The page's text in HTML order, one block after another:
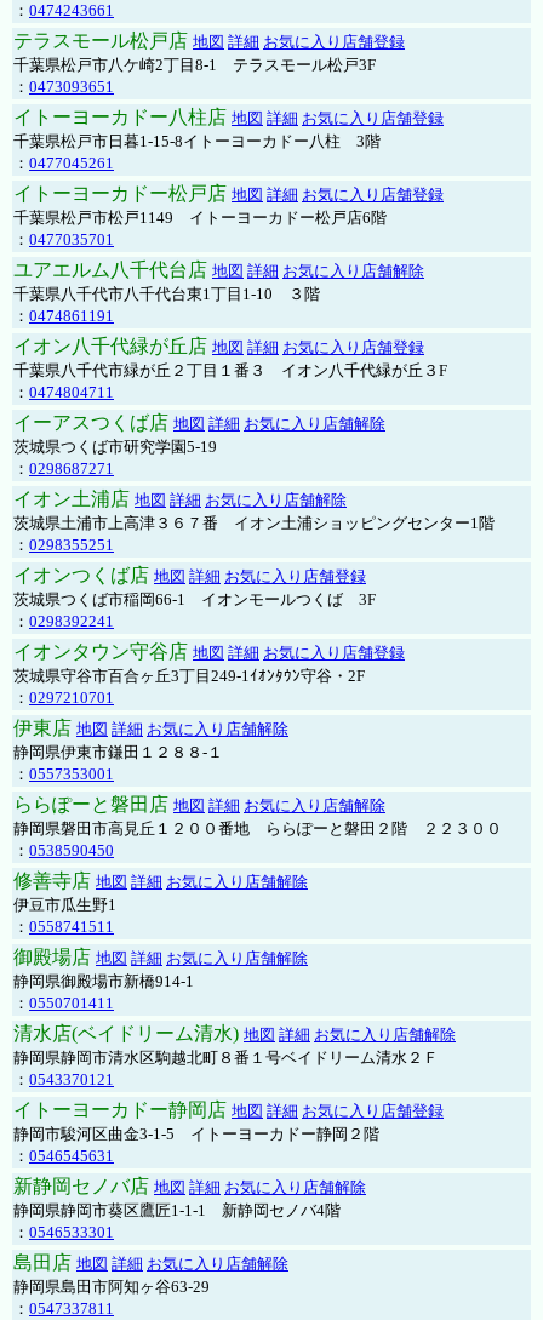
： 0474243661
テラスモール松戸店 地図 詳細 お気に入り店舗登録
千葉県松戸市八ケ崎2丁目8-1 テラスモール松戸3F
： 0473093651
イトーヨーカドー八柱店 地図 詳細 お気に入り店舗登録
千葉県松戸市日暮1-15-8イトーヨーカドー八柱 3階
： 0477045261
イトーヨーカドー松戸店 地図 詳細 お気に入り店舗登録
千葉県松戸市松戸1149 イトーヨーカドー松戸店6階
： 0477035701
ユアエルム八千代台店 地図 詳細 お気に入り店舗解除
千葉県八千代市八千代台東1丁目1-10 ３階
： 0474861191
イオン八千代緑が丘店 地図 詳細 お気に入り店舗登録
千葉県八千代市緑が丘２丁目１番３ イオン八千代緑が丘３F
： 0474804711
イーアスつくば店 地図 詳細 お気に入り店舗解除
茨城県つくば市研究学園5-19
： 0298687271
イオン土浦店 地図 詳細 お気に入り店舗解除
茨城県土浦市上高津３６７番 イオン土浦ショッピングセンター1階
： 0298355251
イオンつくば店 地図 詳細 お気に入り店舗登録
茨城県つくば市稲岡66-1 イオンモールつくば 3F
： 0298392241
イオンタウン守谷店 地図 詳細 お気に入り店舗登録
茨城県守谷市百合ヶ丘3丁目249-1ｲｵﾝﾀｳﾝ守谷・2F
： 0297210701
伊東店 地図 詳細 お気に入り店舗解除
静岡県伊東市鎌田１２８８-１
： 0557353001
ららぽーと磐田店 地図 詳細 お気に入り店舗解除
静岡県磐田市高見丘１２００番地 ららぽーと磐田２階 ２２３００
： 0538590450
修善寺店 地図 詳細 お気に入り店舗解除
伊豆市瓜生野1
： 0558741511
御殿場店 地図 詳細 お気に入り店舗解除
静岡県御殿場市新橋914-1
： 0550701411
清水店(ベイドリーム清水) 地図 詳細 お気に入り店舗解除
静岡県静岡市清水区駒越北町８番１号ベイドリーム清水２Ｆ
： 0543370121
イトーヨーカドー静岡店 地図 詳細 お気に入り店舗登録
静岡市駿河区曲金3-1-5 イトーヨーカドー静岡２階
： 0546545631
新静岡セノバ店 地図 詳細 お気に入り店舗解除
静岡県静岡市葵区鷹匠1-1-1 新静岡セノバ4階
： 0546533301
島田店 地図 詳細 お気に入り店舗解除
静岡県島田市阿知ヶ谷63-29
： 0547337811